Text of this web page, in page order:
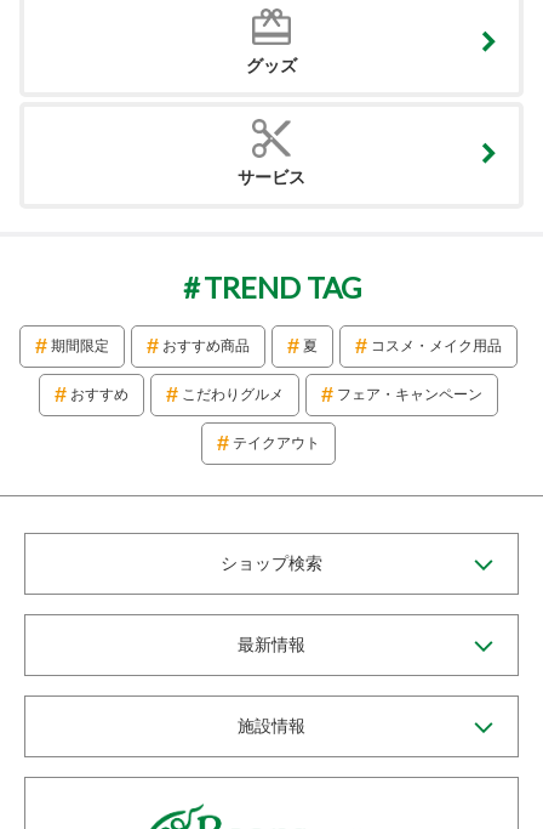
グッズ
サービス
TREND TAG
期間限定 おすすめ商品 夏 コスメ・メイク用品
おすすめ こだわりグルメ フェア・キャンペーン
テイクアウト
ショップ検索
最新情報
施設情報